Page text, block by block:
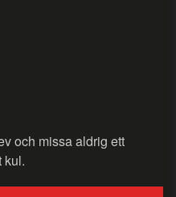
och missa aldrig ett
kul.